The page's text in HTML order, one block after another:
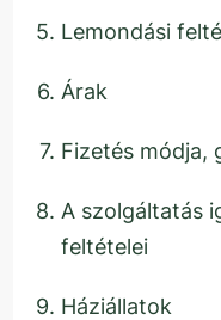
Lemondási
Árak
Fizetés módja,
A szolgáltatás
feltételei
Háziállatok